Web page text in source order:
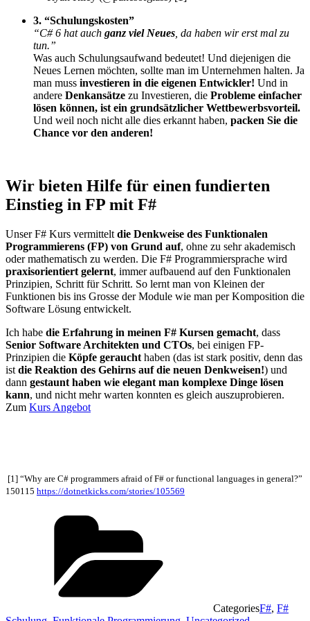
3. “Schulungskosten”
“C# 6 hat auch ganz viel Neues , da haben wir erst mal zu
tun.”
Was auch Schulungsaufwand bedeutet! Und diejenigen die
Neues Lernen möchten, sollte man im Unternehmen halten. Ja
man muss investieren in die eigenen Entwickler! Und in
andere Denkansätze zu Investieren, die Probleme einfacher
lösen können, ist ein grundsätzlicher Wettbewerbsvorteil.
Und weil noch nicht alle dies erkannt haben, packen Sie die
Chance vor den anderen!
Wir bieten Hilfe für einen fundierten
Einstieg in FP mit F#
Unser F# Kurs vermittelt die Denkweise des Funktionalen
Programmierens (FP) von Grund auf, ohne zu sehr akademisch
oder mathematisch zu werden. Die F# Programmiersprache wird
praxisorientiert gelernt, immer aufbauend auf den Funktionalen
Prinzipien, Schritt für Schritt. So lernt man von Kleinen der
Funktionen bis ins Grosse der Module wie man per Komposition die
Software Lösung entwickelt.
Ich habe die Erfahrung in meinen F# Kursen gemacht, dass
Senior Software Architekten und CTOs, bei einigen FP-
Prinzipien die Köpfe geraucht haben (das ist stark positiv, denn das
ist die Reaktion des Gehirns auf die neuen Denkweisen!) und
dann gestaunt haben wie elegant man komplexe Dinge lösen
kann, und nicht mehr warten konnten es gleich auszuprobieren.
Zum Kurs Angebot
[1] “Why are C# programmers afraid of F# or functional languages in general?”
150115 https://dotnetkicks.com/stories/105569
CategoriesF#, F#